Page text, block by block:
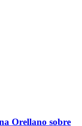
Orellano sobre